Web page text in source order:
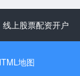
线上股票配资开户
地图